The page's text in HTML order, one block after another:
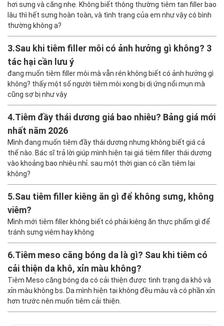
hơi sưng và căng nhẹ. Không biết thông thường tiêm tan filler bao
lâu thì hết sưng hoàn toàn, và tình trạng của em như vậy có bình
thường không ạ?
3.Sau khi tiêm filler môi có ảnh hưởng gì không? 3
tác hại cần lưu ý
đang muốn tiêm filler môi mà vẫn rén không biết có ảnh hưởng gì
không? thấy một số người tiêm môi xong bị dị ứng nổi mụn mà
cũng sợ bị như vậy
4.Tiêm đầy thái dương giá bao nhiêu? Bảng giá mới
nhất năm 2026
Mình đang muốn tiêm đầy thái dương nhưng không biết giá cả
thế nào. Bác sĩ trả lời giúp mình hiện tại giá tiêm filler thái dương
vào khoảng bao nhiêu nhỉ. sau một thời gian có cần tiêm lại
không?
5.Sau tiêm filler kiêng ăn gì để không sưng, không
viêm?
Mình mới tiêm filler không biết có phải kiêng ăn thực phẩm gì để
tránh sưng viêm hay không
6.Tiêm meso căng bóng da là gì? Sau khi tiêm có
cải thiện da khô, xỉn màu không?
Tiêm Meso căng bóng da có cải thiện được tình trạng da khô và
xỉn màu không bs. Da mình hiện tại không đều màu và có phần xỉn
hơn trước nên muốn tiêm cải thiện.